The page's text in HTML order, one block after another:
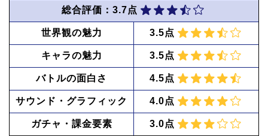
総合評価：3.7点
世界観の魅力 3.5点
キャラの魅力 3.5点
バトルの面白さ 4.5点
サウンド・グラフィック 4.0点
ガチャ・課金要素 3.0点